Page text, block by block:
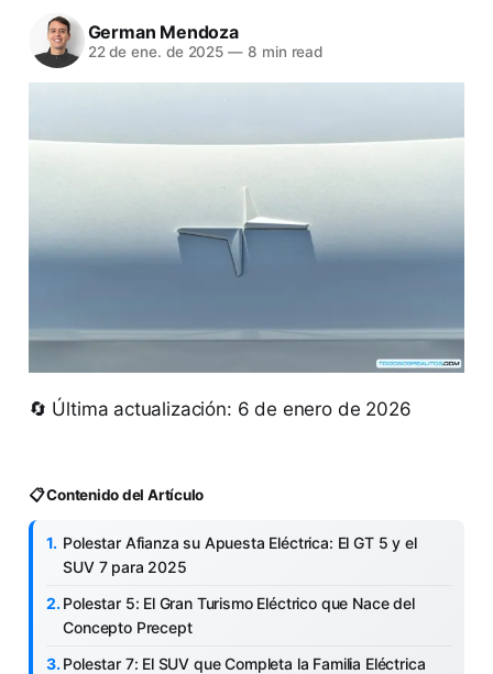
German Mendoza
22 de ene. de 2025 — 8 min read
🔄 Última actualización: 6 de enero de 2026
📋 Contenido del Artículo
Polestar Afianza su Apuesta Eléctrica: El GT 5 y el
SUV 7 para 2025
Polestar 5: El Gran Turismo Eléctrico que Nace del
Concepto Precept
Polestar 7: El SUV que Completa la Familia Eléctrica